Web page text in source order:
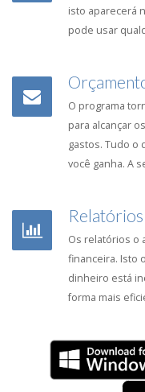
isto aparecerá
pode usar
O programa
para alcançar
gastos. Tudo o
você ganha. A
Relatórios
Os relatórios o
financeira. Isto
dinheiro está
forma mais